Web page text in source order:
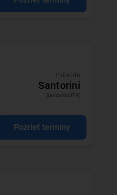
Prílet do
Santorini
Santorini(JTR)
Pozrieť termíny